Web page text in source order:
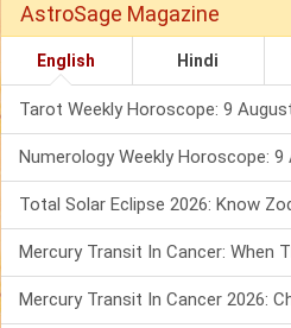
AstroSage Magazine
English Hindi